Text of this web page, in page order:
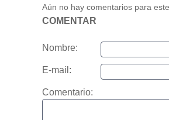
Aún no hay comentarios para
COMENTAR
Nombre:
E-mail:
Comentario: